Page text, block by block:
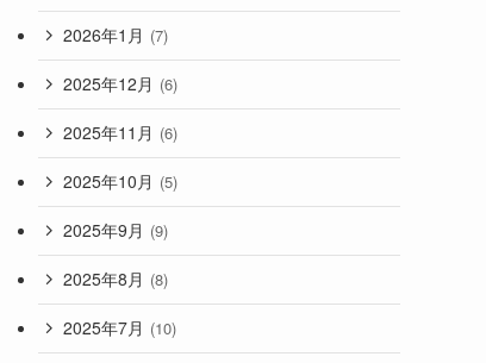
2026年1月 (7)
2025年12月 (6)
2025年11月 (6)
2025年10月 (5)
2025年9月 (9)
2025年8月 (8)
2025年7月 (10)